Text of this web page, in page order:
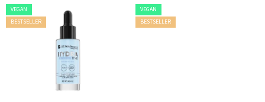
VEGAN
BESTSELLER
VEGAN
BESTSELLER